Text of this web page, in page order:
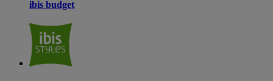
ibis budget